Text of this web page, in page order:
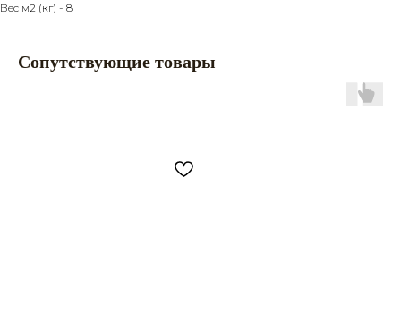
Вес м2 (кг) - 8
Сопутствующие товары
конфиденциальности
Разработка сайта